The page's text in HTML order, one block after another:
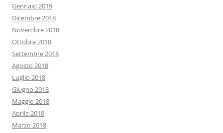
Gennaio 2019
Dicembre 2018
Novembre 2018
Ottobre 2018
Settembre 2018
Agosto 2018
Luglio 2018
Giugno 2018
Maggio 2018
Aprile 2018
Marzo 2018